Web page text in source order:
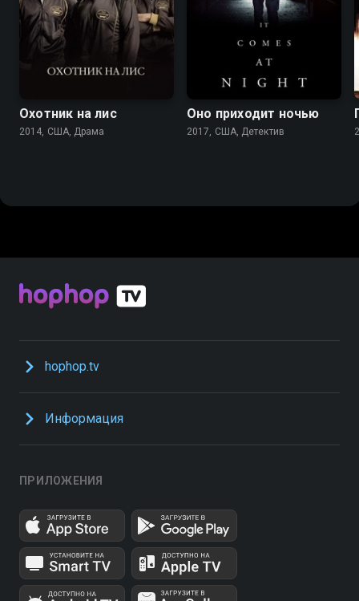
6.5 7.0
Охотник на лис
2014, США, Драма
6.1
Оно приходит ночью
2017, США, Детектив
hophop.tv
Информация
ПРИЛОЖЕНИЯ